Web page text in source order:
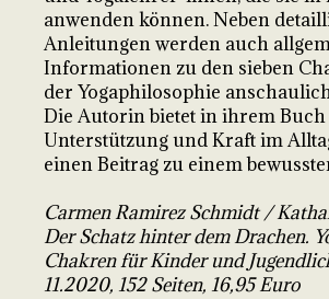
anwenden können. Neben
Anleitungen werden auch
Informationen zu den sieben
der Yogaphilosophie
Die Autorin bietet in ihrem Buch
Unterstützung und Kraft im
einen Beitrag zu einem
Carmen Ramirez Schmidt /
Der Schatz hinter dem Drachen.
Chakren für Kinder und
11.2020, 152 Seiten, 16,95 Euro